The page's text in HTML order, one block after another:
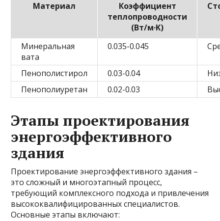
Материал
Коэффициент
теплопроводности
(Вт/м·K)
Минеральная
вата
0.035-0.045
Пенополистирол 0.03-0.04
Пенополиуретан
0.02-0.03
Этапы проектирования
энергоэффективного
здания
Проектирование энергоэффективного здания –
это сложный и многоэтапный процесс,
требующий комплексного подхода и привлечения
высококвалифицированных специалистов.
Основные этапы включают: